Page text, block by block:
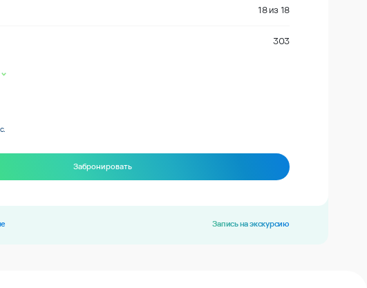
18из 18
303
Забронировать
Запись на экскурсию